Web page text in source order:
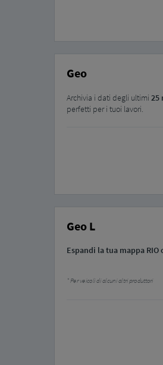
Geo
Archivia i dati degli ultimi 25
perfetti per i tuoi lavori.
Geo L
Espandi la tua mappa RIO
Per veicoli di alcuni altri produttori